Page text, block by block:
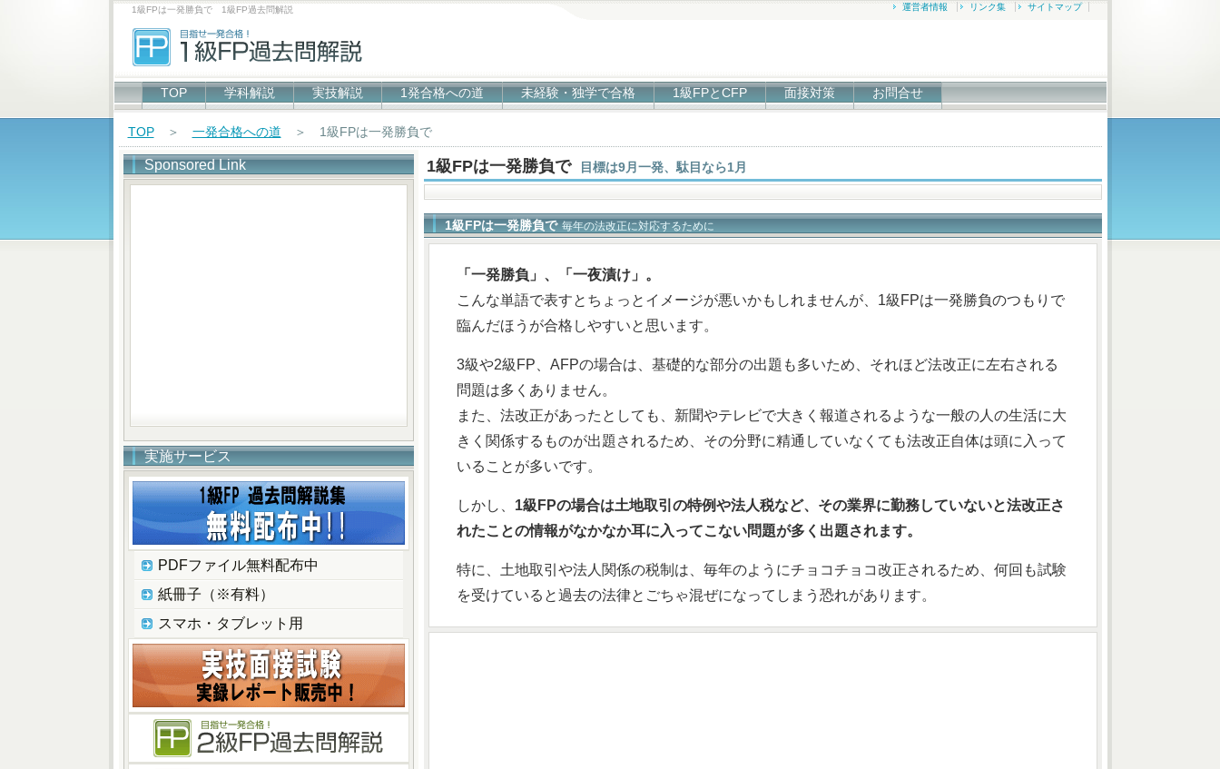
1級FPは一発勝負で 1級FP過去問解説 運営者情報 リンク集 サイトマップ
TOP 学科解説 実技解説 1発合格への道 未経験・独学で合格 1級FPとCFP 面接対策 お問合せ
TOP＞ 一発合格への道 ＞ 1級FPは一発勝負で
1級FPは一発勝負で 目標は9月一発、駄目なら1月
1級FPは一発勝負で 毎年の法改正に対応するために
「一発勝負」、「一夜漬け」。
こんな単語で表すとちょっとイメージが悪いかもしれませんが、1級FPは一発勝負のつもりで
臨んだほうが合格しやすいと思います。
3級や2級FP、AFPの場合は、基礎的な部分の出題も多いため、それほど法改正に左右される
問題は多くありません。
また、法改正があったとしても、新聞やテレビで大きく報道されるような一般の人の生活に大
きく関係するものが出題されるため、その分野に精通していなくても法改正自体は頭に入って
いることが多いです。
しかし、 1級FPの場合は土地取引の特例や法人税など、その業界に勤務していないと法改正さ
れたことの情報がなかなか耳に入ってこない問題が多く出題されます。
特に、土地取引や法人関係の税制は、毎年のようにチョコチョコ改正されるため、何回も試験
を受けていると過去の法律とごちゃ混ぜになってしまう恐れがあります。
Sponsored Link
実施サービス
PDFファイル無料配布中
紙冊子（※有料）
スマホ・タブレット用